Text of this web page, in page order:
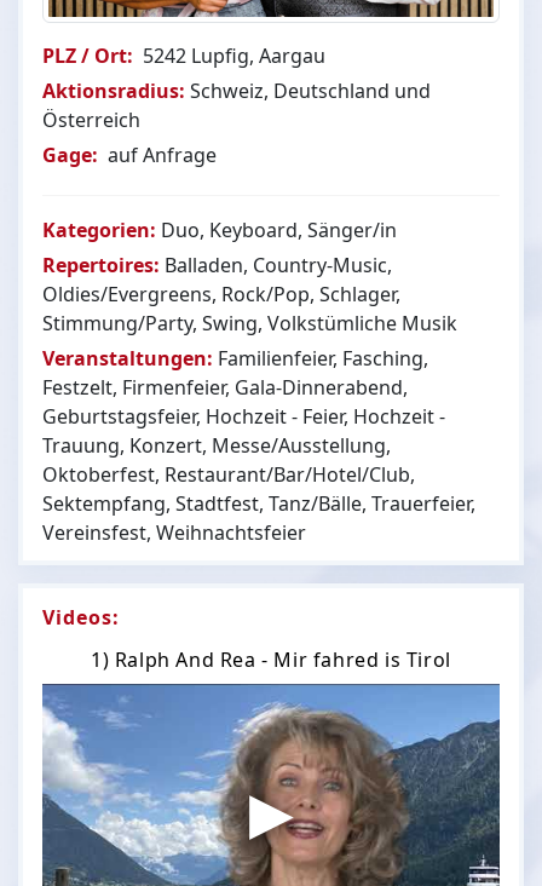
PLZ / Ort: 5242 Lupfig, Aargau
Aktionsradius: Schweiz, Deutschland und
Österreich
Gage: auf Anfrage
Kategorien: Duo, Keyboard, Sänger/in
Repertoires: Balladen, Country-Music,
Oldies/Evergreens, Rock/Pop, Schlager,
Stimmung/Party, Swing, Volkstümliche Musik
Veranstaltungen: Familienfeier, Fasching,
Festzelt, Firmenfeier, Gala-Dinnerabend,
Geburtstagsfeier, Hochzeit - Feier, Hochzeit -
Trauung, Konzert, Messe/Ausstellung,
Oktoberfest, Restaurant/Bar/Hotel/Club,
Sektempfang, Stadtfest, Tanz/Bälle, Trauerfeier,
Vereinsfest, Weihnachtsfeier
Videos:
1) Ralph And Rea - Mir fahred is Tirol